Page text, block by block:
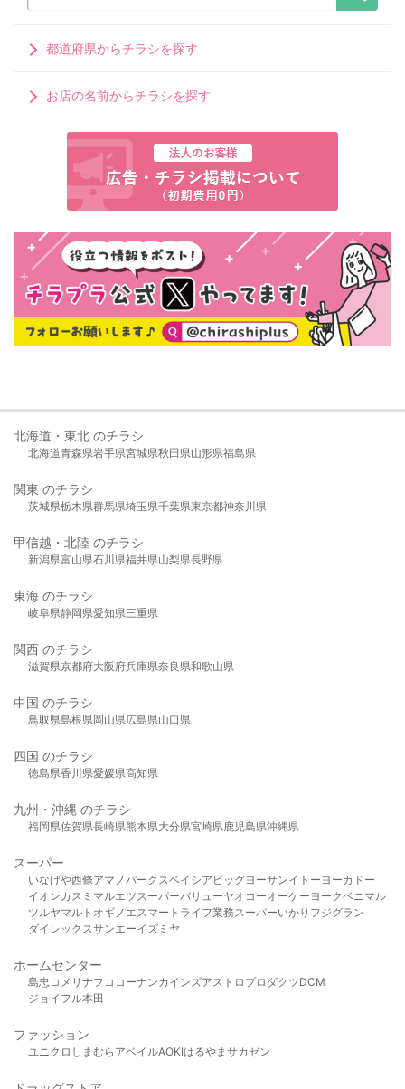
都道府県からチラシを探す
お店の名前からチラシを探す
北海道・東北 のチラシ
北海道青森県岩手県宮城県秋田県山形県福島県
関東 のチラシ
茨城県栃木県群馬県埼玉県千葉県東京都神奈川県
甲信越・北陸 のチラシ
新潟県富山県石川県福井県山梨県長野県
東海 のチラシ
岐阜県静岡県愛知県三重県
関西 のチラシ
滋賀県京都府大阪府兵庫県奈良県和歌山県
中国 のチラシ
鳥取県島根県岡山県広島県山口県
四国 のチラシ
徳島県香川県愛媛県高知県
九州・沖縄 のチラシ
福岡県佐賀県長崎県熊本県大分県宮崎県鹿児島県沖縄県
スーパー
いなげや西條アマノパークスベイシア ビッグヨーサンイトーヨーカドー
イオンカスミ マルエツスーパーバリューヤオコーオーケー ヨークベニマル
ツルヤマルト オギノ エスマート ライフ業務スーパーいかり フジグラン
ダイレックスサンエーイズミヤ
ホームセンター
島忠 コメリ ナフコ コーナンカインズアストロプロダクツDCM
ジョイフル本田
ファッション
ユニクロ しまむら アベイルAOKIはるやま サカゼン